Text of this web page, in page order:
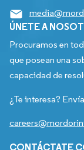
ÚNETE A
Procuramos en
que posean una
capacidad de
¿Te interesa?
CONTÁCTATE